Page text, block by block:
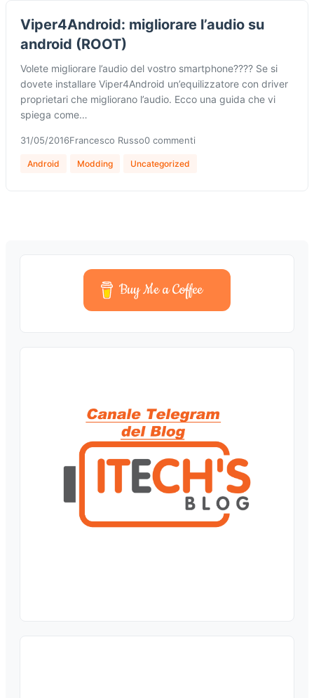
Viper4Android: migliorare l’audio su
android (ROOT)
Volete migliorare l’audio del vostro smartphone???? Se si
dovete installare Viper4Android un’equilizzatore con driver
proprietari che migliorano l’audio. Ecco una guida che vi
spiega come…
31/05/2016Francesco Russo0 commenti
Android Modding Uncategorized
Buy Me a Coffee